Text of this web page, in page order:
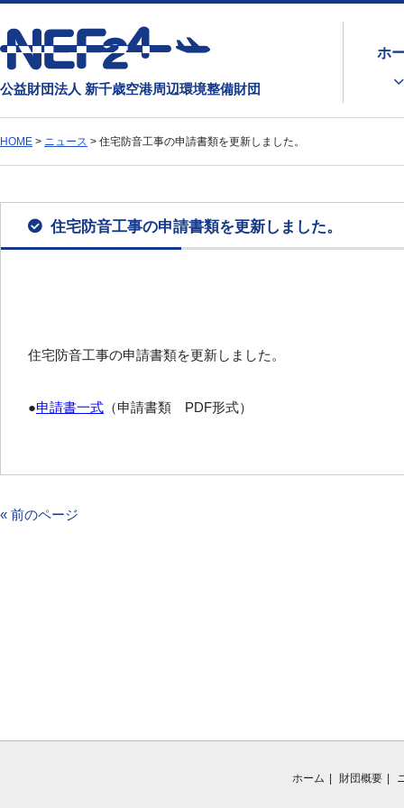
公益財団法人 新千歳空港周辺環境整備財団
ホ
HOME > ニュース > 住宅防音工事の申請書類を更新しました。
住宅防音工事の申請書類を更新しました。
住宅防音工事の申請書類を更新しました。
●申請書一式 （申請書類 PDF形式）
« 前のページ
ホーム 財団概要